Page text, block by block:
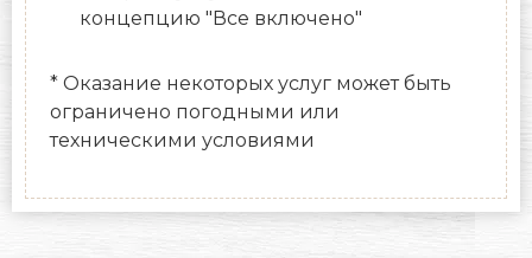
концепцию "Все включено"
* Оказание некоторых услуг может быть
ограничено погодными или
техническими условиями